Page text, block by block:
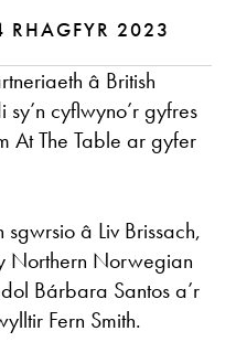
2023
â British
cyflwyno’r gyfres
At The Table ar gyfer
â Liv Brissach,
Northern Norwegian
Bárbara Santos a’r
Fern Smith.